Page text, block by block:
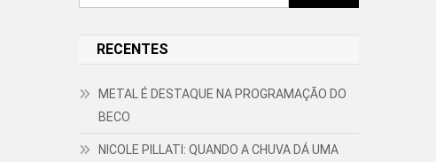
por:
RECENTES
METAL É DESTAQUE NA PROGRAMAÇÃO DO
BECO
NICOLE PILLATI: QUANDO A CHUVA DÁ UMA